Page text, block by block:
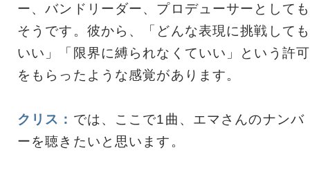
ー、バンドリーダー、プロデューサーとしても
そうです。彼から、「どんな表現に挑戦しても
いい」「限界に縛られなくていい」という許可
をもらったような感覚があります。
クリス： では、ここで1曲、エマさんのナンバ
ーを聴きたいと思います。